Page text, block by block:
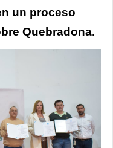
un proceso
Quebradona.